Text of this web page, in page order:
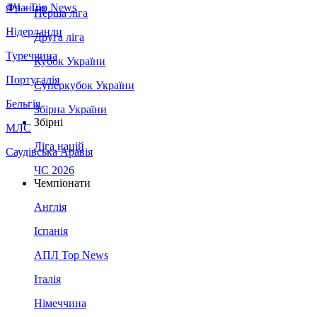
Франція
Нідерланди
Туреччина
Португалія
Бельгія
МЛС
Саудівська Аравія
ЛЧ - Top News
Перша ліга
Друга ліга
Кубок України
Суперкубок України
Збірна України
Збірні
Ліга націй
ЧС 2026
Чемпіонати
Англія
Іспанія
АПЛ Top News
Італія
Німеччина